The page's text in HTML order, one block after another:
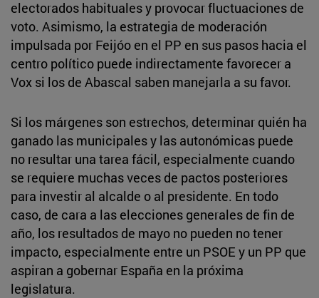
electorados habituales y provocar fluctuaciones de
voto. Asimismo, la estrategia de moderación
impulsada por Feijóo en el PP en sus pasos hacia el
centro político puede indirectamente favorecer a
Vox si los de Abascal saben manejarla a su favor.
Si los márgenes son estrechos, determinar quién ha
ganado las municipales y las autonómicas puede
no resultar una tarea fácil, especialmente cuando
se requiere muchas veces de pactos posteriores
para investir al alcalde o al presidente. En todo
caso, de cara a las elecciones generales de fin de
año, los resultados de mayo no pueden no tener
impacto, especialmente entre un PSOE y un PP que
aspiran a gobernar España en la próxima
legislatura.